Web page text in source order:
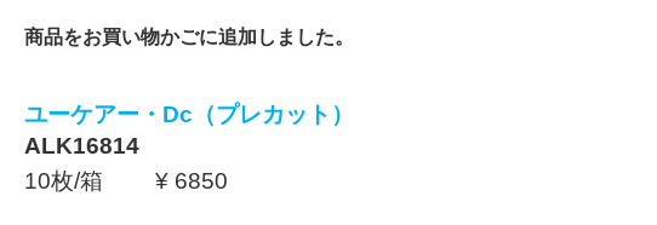
商品をお買い物かごに追加しました。
ユーケアー・Dc（プレカット）
ALK16814
10枚/箱 ¥ 6850